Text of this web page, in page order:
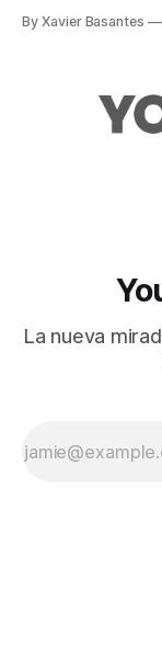
By Xavier Basantes
La nueva